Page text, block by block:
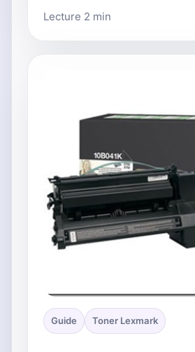
Lecture 2 min
Guide Toner Lexmark